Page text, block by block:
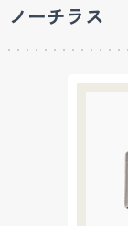
ノーチラス